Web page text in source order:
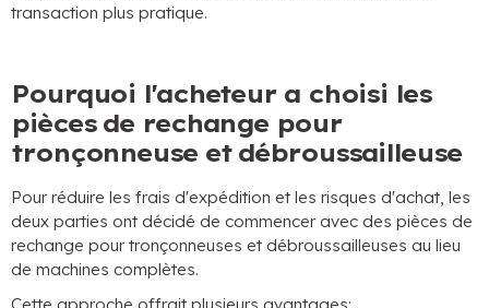
transaction plus pratique.
Pourquoi l'acheteur a choisi les
pièces de rechange pour
tronçonneuse et débroussailleuse
Pour réduire les frais d'expédition et les risques d'achat, les
deux parties ont décidé de commencer avec des pièces de
rechange pour tronçonneuses et débroussailleuses au lieu
de machines complètes.